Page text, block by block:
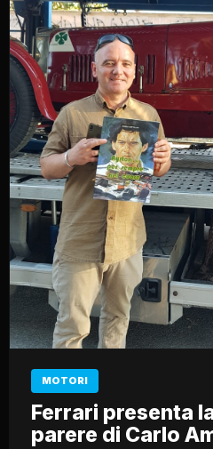
MOTORI
Ferrari presenta
parere di Carlo